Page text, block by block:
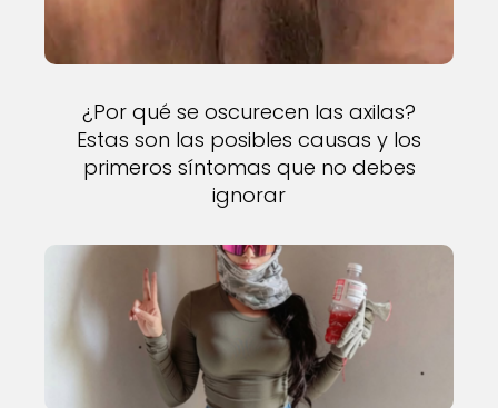
¿Por qué se oscurecen las axilas?
Estas son las posibles causas y los
primeros síntomas que no debes
ignorar